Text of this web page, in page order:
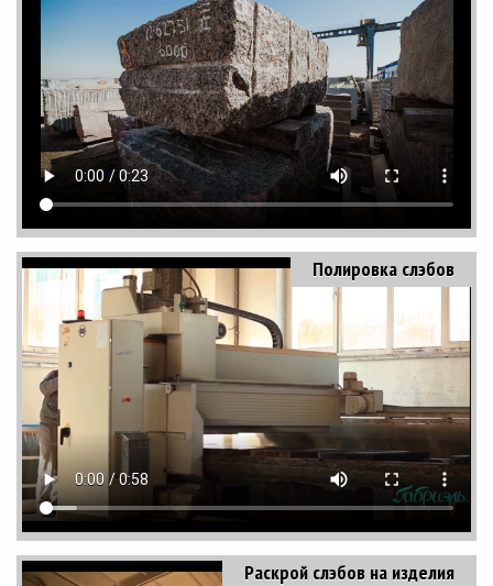
Полировка слэбов
Раскрой слэбов на изделия